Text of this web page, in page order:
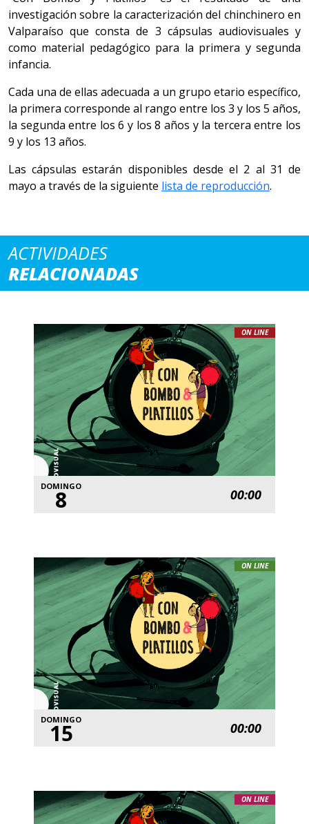
investigación sobre la caracterización del chinchinero en
Valparaíso que consta de 3 cápsulas audiovisuales y
como material pedagógico para la primera y segunda
infancia.
Cada una de ellas adecuada a un grupo etario específico,
la primera corresponde al rango entre los 3 y los 5 años,
la segunda entre los 6 y los 8 años y la tercera entre los
9 y los 13 años.
Las cápsulas estarán disponibles desde el 2 al 31 de
mayo a través de la siguiente lista de reproducción.
ACTIVIDADES
RELACIONADAS
ON LINE
DOMINGO
8 00:00
ON LINE
DOMINGO
15 00:00
ON LINE